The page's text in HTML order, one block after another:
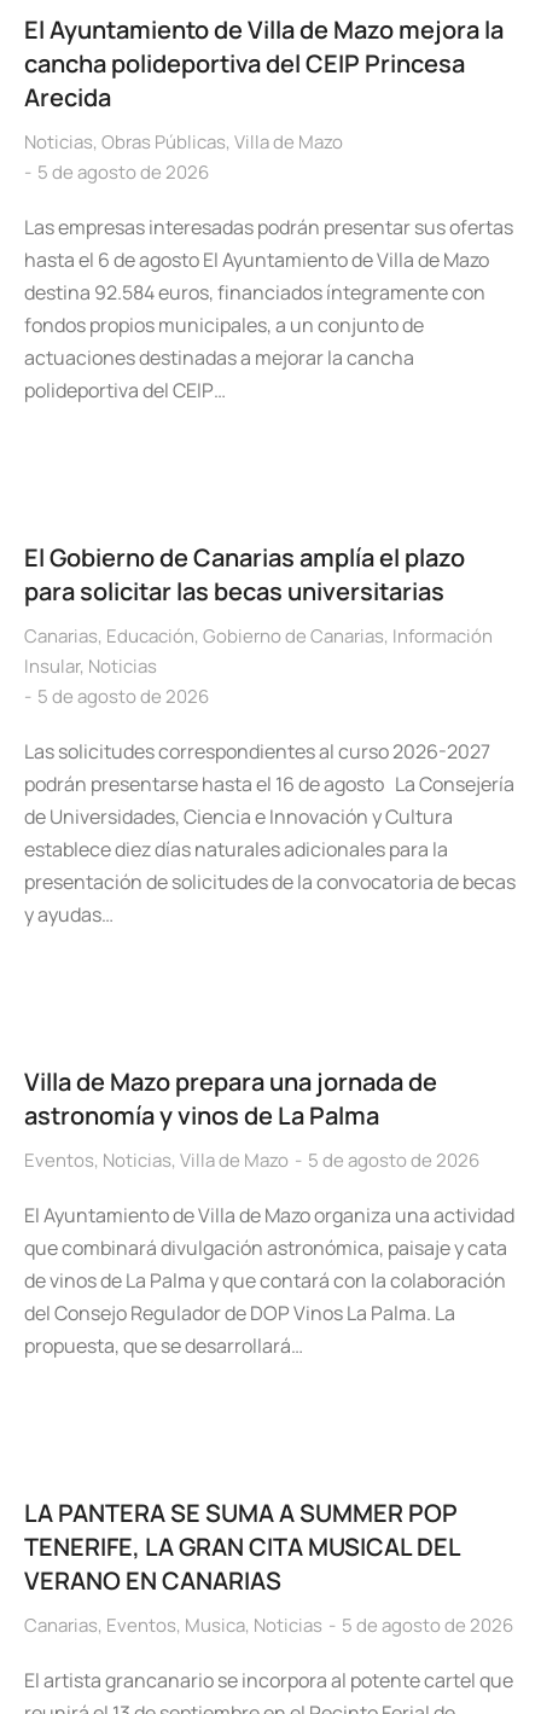
El Ayuntamiento de Villa de Mazo mejora la
cancha polideportiva del CEIP Princesa
Arecida
Noticias, Obras Públicas, Villa de Mazo
5 de agosto de 2026
Las empresas interesadas podrán presentar sus ofertas
hasta el 6 de agosto El Ayuntamiento de Villa de Mazo
destina 92.584 euros, financiados íntegramente con
fondos propios municipales, a un conjunto de
actuaciones destinadas a mejorar la cancha
polideportiva del CEIP…
El Gobierno de Canarias amplía el plazo
para solicitar las becas universitarias
Canarias, Educación, Gobierno de Canarias, Información
Insular, Noticias
5 de agosto de 2026
Las solicitudes correspondientes al curso 2026-2027
podrán presentarse hasta el 16 de agosto La Consejería
de Universidades, Ciencia e Innovación y Cultura
establece diez días naturales adicionales para la
presentación de solicitudes de la convocatoria de becas
y ayudas…
Villa de Mazo prepara una jornada de
astronomía y vinos de La Palma
Eventos, Noticias, Villa de Mazo 5 de agosto de 2026
El Ayuntamiento de Villa de Mazo organiza una actividad
que combinará divulgación astronómica, paisaje y cata
de vinos de La Palma y que contará con la colaboración
del Consejo Regulador de DOP Vinos La Palma. La
propuesta, que se desarrollará…
LA PANTERA SE SUMA A SUMMER POP
TENERIFE, LA GRAN CITA MUSICAL DEL
VERANO EN CANARIAS
Canarias, Eventos, Musica, Noticias 5 de agosto de 2026
El artista grancanario se incorpora al potente cartel que